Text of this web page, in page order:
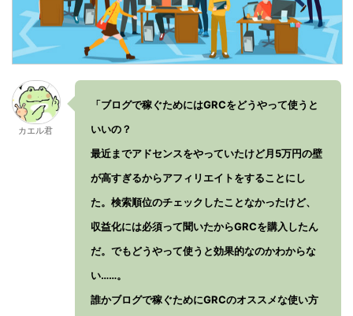
カエル君
「ブログで稼ぐためにはGRCをどうやって使うと
いいの？
最近までアドセンスをやっていたけど月5万円の壁
が高すぎるからアフィリエイトをすることにし
た。検索順位のチェックしたことなかったけど、
収益化には必須って聞いたからGRCを購入したん
だ。でもどうやって使うと効果的なのかわからな
い……。
誰かブログで稼ぐためにGRCのオススメな使い方